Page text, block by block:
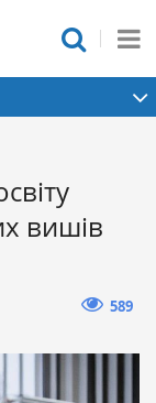
вишів
589